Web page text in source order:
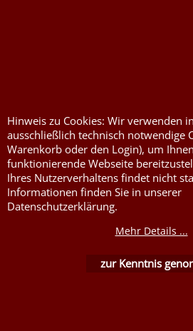
Kurzwaren von Prym
Füllwatte, Granulat
Hinweis zu Cookies: Wir verwenden
ausschließlich technisch notwendige
Warenkorb oder den Login), um
funktionierende Webseite
Ihres Nutzerverhaltens findet nicht
Informationen finden Sie in unserer
Datenschutzerklärung.
Mehr Details ...
zur Kenntnis